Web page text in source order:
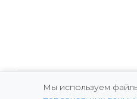
Copyright © 2026 Marina
Мы используем